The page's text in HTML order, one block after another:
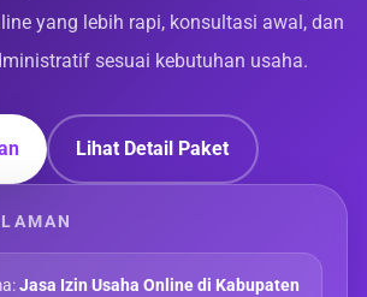
yang lebih rapi, konsultasi awal, dan
sesuai kebutuhan usaha.
Lihat Detail Paket
Jasa Izin Usaha Online di Kabupaten